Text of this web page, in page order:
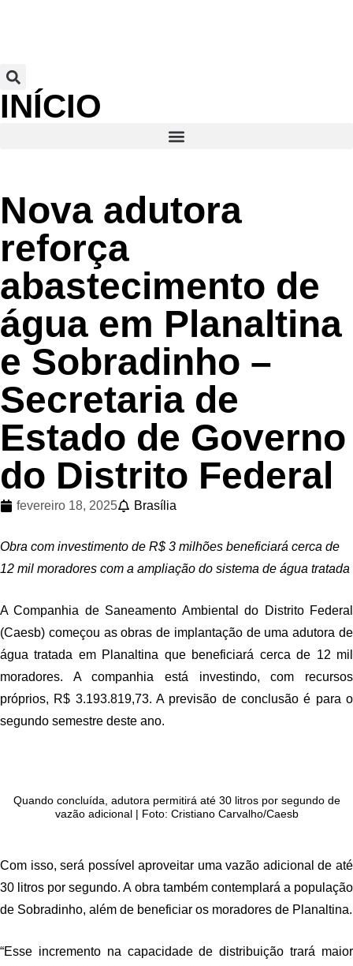
INÍCIO
Nova adutora
reforça
abastecimento de
água em Planaltina
e Sobradinho –
Secretaria de
Estado de Governo
do Distrito Federal
fevereiro 18, 2025 Brasília
Obra com investimento de R$ 3 milhões beneficiará cerca de
12 mil moradores com a ampliação do sistema de água tratada
A Companhia de Saneamento Ambiental do Distrito Federal
(Caesb) começou as obras de implantação de uma adutora de
água tratada em Planaltina que beneficiará cerca de 12 mil
moradores. A companhia está investindo, com recursos
próprios, R$ 3.193.819,73. A previsão de conclusão é para o
segundo semestre deste ano.
Quando concluída, adutora permitirá até 30 litros por segundo de
vazão adicional | Foto: Cristiano Carvalho/Caesb
Com isso, será possível aproveitar uma vazão adicional de até
30 litros por segundo. A obra também contemplará a população
de Sobradinho, além de beneficiar os moradores de Planaltina.
“Esse incremento na capacidade de distribuição trará maior